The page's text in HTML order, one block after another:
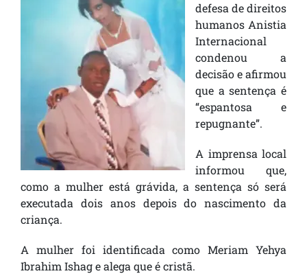
defesa de direitos
humanos Anistia
Internacional
condenou a
decisão e afirmou
que a sentença é
“espantosa e
repugnante”.
A imprensa local
informou que,
como a mulher está grávida, a sentença só será
executada dois anos depois do nascimento da
criança.
A mulher foi identificada como Meriam Yehya
Ibrahim Ishag e alega que é cristã.